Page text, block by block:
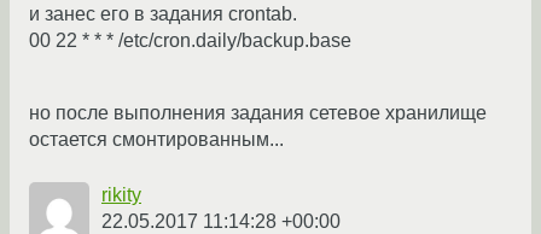
и занес его в задания crontab.
00 22 * * * /etc/cron.daily/backup.base
но после выполнения задания сетевое хранилище
остается смонтированным...
rikity
22.05.2017 11:14:28 +00:00